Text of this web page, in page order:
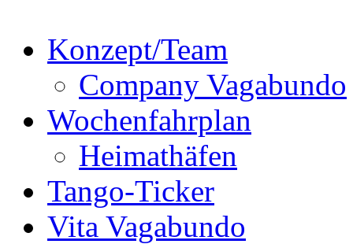
Konzept/Team
Company Vagabundo
Wochenfahrplan
Heimathäfen
Tango-Ticker
Vita Vagabundo